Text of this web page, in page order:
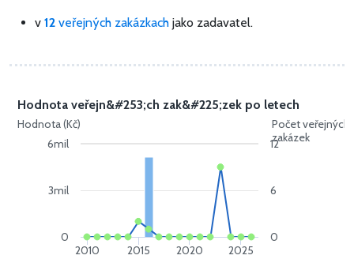
v 12 veřejných zakázkach jako zadavatel.
Hodnota (Kč)
Počet veřejných
zakázek
Hodnota veřejn&#253;ch zak&#225;zek po letech
2010 2015 2020 2025
0
3mil
6mil
0
6
12